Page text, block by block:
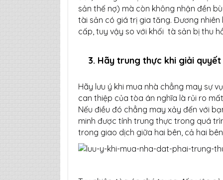
sản thế nợ) mà còn không nhận đền
tài sản có giá trị gia tăng. Đương
cấp, tuy vậy so với khối tà sản bị thu
3. Hãy trung thực khi giải
Hãy lưu ý khi mua nhà chẳng may sự
can thiệp của tòa án nghĩa là rủi ro
Nếu điều đó chẳng may xảy đến với
minh được tính trung thực trong quá
trong giao dịch giữa hai bên, cả hai